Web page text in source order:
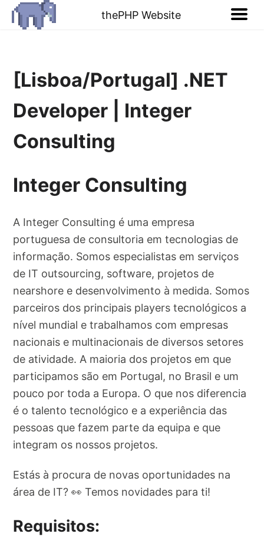
thePHP Website
[Lisboa/Portugal] .NET
Developer | Integer
Consulting
Integer Consulting
A Integer Consulting é uma empresa
portuguesa de consultoria em tecnologias de
informação. Somos especialistas em serviços
de IT outsourcing, software, projetos de
nearshore e desenvolvimento à medida. Somos
parceiros dos principais players tecnológicos a
nível mundial e trabalhamos com empresas
nacionais e multinacionais de diversos setores
de atividade. A maioria dos projetos em que
participamos são em Portugal, no Brasil e um
pouco por toda a Europa. O que nos diferencia
é o talento tecnológico e a experiência das
pessoas que fazem parte da equipa e que
integram os nossos projetos.
Estás à procura de novas oportunidades na
área de IT? 👀 Temos novidades para ti!
Requisitos: